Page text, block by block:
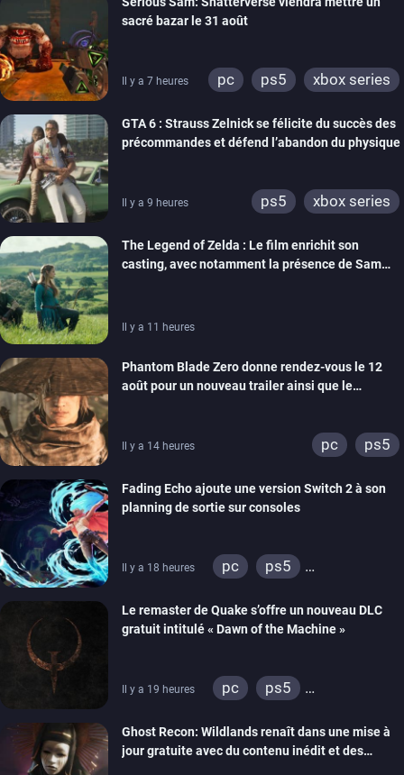
xbox one switch 2
sacré bazar le 31 août
Il y a 7 heures pc ps5 xbox series
GTA 6 : Strauss Zelnick se félicite du succès des
précommandes et défend l’abandon du physique
Il y a 9 heures ps5 xbox series
The Legend of Zelda : Le film enrichit son
casting, avec notamment la présence de Sam
Il y a 11 heures
Phantom Blade Zero donne rendez-vous le 12
août pour un nouveau trailer ainsi que le
Il y a 14 heures pc ps5
Fading Echo ajoute une version Switch 2 à son
planning de sortie sur consoles
Il y a 18 heures pc
ps5
Le remaster de Quake s’offre un nouveau DLC
gratuit intitulé « Dawn of the Machine »
Il y a 19 heures pc
ps5
ps4
xbox one
nintendo 64
Ghost Recon: Wildlands renaît dans une mise à
jour gratuite avec du contenu inédit et des